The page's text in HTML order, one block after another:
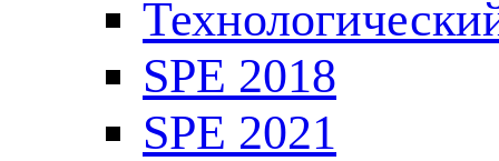
SPE 2018
SPE 2021